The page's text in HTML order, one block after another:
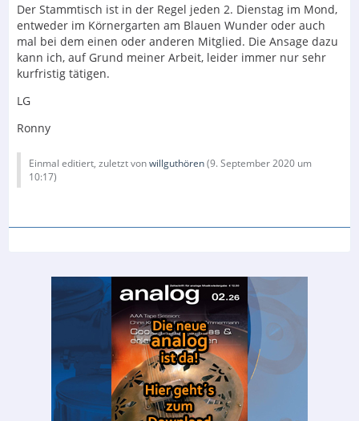
Der Stammtisch ist in der Regel jeden 2. Dienstag im Mond,
entweder im Körnergarten am Blauen Wunder oder auch
mal bei dem einen oder anderen Mitglied. Die Ansage dazu
kann ich, auf Grund meiner Arbeit, leider immer nur sehr
kurfristig tätigen.
LG
Ronny
Einmal editiert, zuletzt vonwillguthören(9. September 2020 um
10:17)